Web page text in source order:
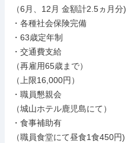
（6月、12月 金額計2.5ヵ月分)
・各種社会保険完備
・63歳定年制
・交通費支給
（再雇用65歳まで）
（上限16,000円）
・職員懇親会
（城山ホテル鹿児島にて）
・食事補助有
（職員食堂にて昼食1食450円)